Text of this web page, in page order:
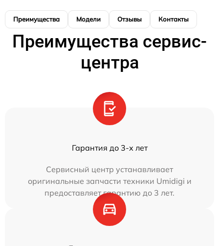
Преимущества Модели Отзывы Контакты
Преимущества сервис-
центра
Гарантия до 3-х лет
Сервисный центр устанавливает
оригинальные запчасти техники Umidigi и
предоставляет гарантию до 3 лет.